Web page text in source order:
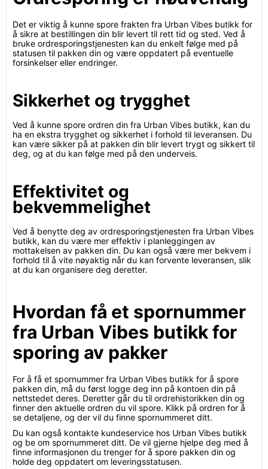
Det er viktig å kunne spore frakten fra Urban Vibes butikk for
å sikre at bestillingen din blir levert til rett tid og sted. Ved å
bruke ordresporingstjenesten kan du enkelt følge med på
statusen til pakken din og være oppdatert på eventuelle
forsinkelser eller endringer.
Sikkerhet og trygghet
Ved å kunne spore ordren din fra Urban Vibes butikk, kan du
ha en ekstra trygghet og sikkerhet i forhold til leveransen. Du
kan være sikker på at pakken din blir levert trygt og sikkert til
deg, og at du kan følge med på den underveis.
Effektivitet og
bekvemmelighet
Ved å benytte deg av ordresporingstjenesten fra Urban Vibes
butikk, kan du være mer effektiv i planleggingen av
mottakelsen av pakken din. Du kan også være mer bekvem i
forhold til å vite nøyaktig når du kan forvente leveransen, slik
at du kan organisere deg deretter.
Hvordan få et spornummer
fra Urban Vibes butikk for
sporing av pakker
For å få et spornummer fra Urban Vibes butikk for å spore
pakken din, må du først logge deg inn på kontoen din på
nettstedet deres. Deretter går du til ordrehistorikken din og
finner den aktuelle ordren du vil spore. Klikk på ordren for å
se detaljene, og der vil du finne spornummeret ditt.
Du kan også kontakte kundeservice hos Urban Vibes butikk
og be om spornummeret ditt. De vil gjerne hjelpe deg med å
finne informasjonen du trenger for å spore pakken din og
holde deg oppdatert om leveringsstatusen.